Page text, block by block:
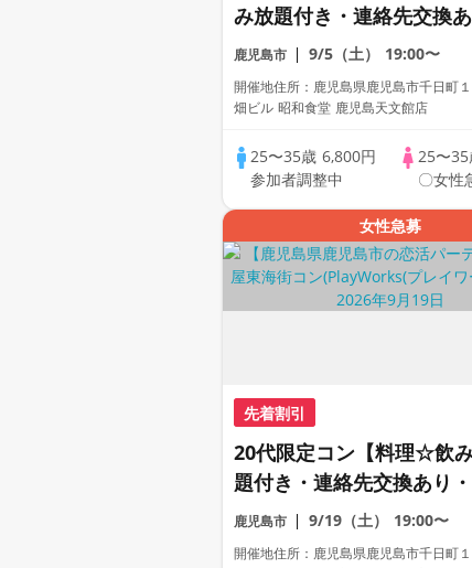
み放題付き・連絡先交換あ
り・完全着席型】１名参加
数・初参加も大歓迎☆プレ
ワークス主催☆
鹿児島市 9/5（土） 19:00〜
開催地住所：鹿児島県鹿児島市千日町
畑ビル 昭和食堂 鹿児島天文館店
25〜35歳 6,800円
参加者調整中
25〜35
〇女性
女性急募
先着割引
20代限定コン【料理☆飲
題付き・連絡先交換あり
全着席型】１名参加多数・
参加も大歓迎☆プレイワー
鹿児島市 9/19（土） 19:00〜
開催地住所：鹿児島県鹿児島市千日町